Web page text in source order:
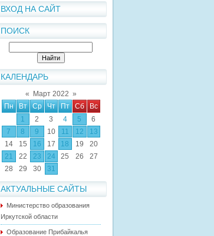
ВХОД НА САЙТ
ПОИСК
КАЛЕНДАРЬ
« Март 2022 »
Пн
Вт Ср Чт Пт Сб
Вс
1
2 3 4 5
6
7
8 9 10 11 12
13
14
15 16 17 18 19
20
21
22 23 24 25 26
27
28
29 30 31
АКТУАЛЬНЫЕ САЙТЫ
Министерство образования
Иркутской области
Образование Прибайкалья